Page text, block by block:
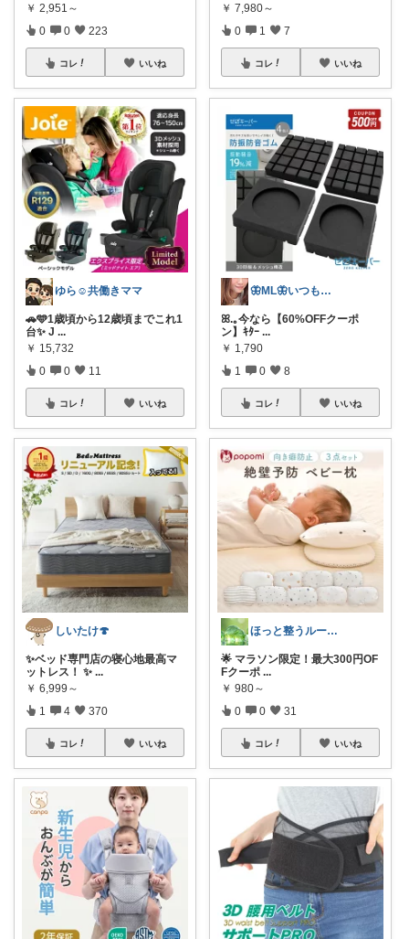
￥ 2,951～
0 0 223
コレ いいね
ゆら☺️共働きママ
🚗🩵1歳頃から12歳頃までこれ1
台✨ J ...
￥ 15,732
0 0 11
コレ いいね
しいたけ🍄
✨ベッド専門店の寝心地最高マ
ットレス！ ✨ ...
￥ 6,999～
1 4 370
コレ いいね
￥ 7,980～
0 1 7
コレ いいね
🦋ML🦋いつもありがとう💓
ꕤ.｡今なら【60%OFFクーポ
ン】ｷﾀｰ ...
￥ 1,790
1 0 8
コレ いいね
ほっと整うルーム🌿
🌟 マラソン限定！最大300円OF
Fクーポ ...
￥ 980～
0 0 31
コレ いいね